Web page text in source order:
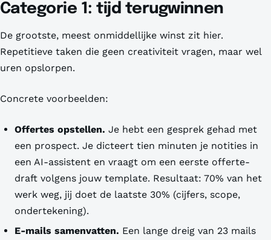
Categorie 1: tijd terugwinnen
De grootste, meest onmiddellijke winst zit hier.
Repetitieve taken die geen creativiteit vragen, maar wel
uren opslorpen.
Concrete voorbeelden:
Offertes opstellen. Je hebt een gesprek gehad met
een prospect. Je dicteert tien minuten je notities in
een AI-assistent en vraagt om een eerste offerte-
draft volgens jouw template. Resultaat: 70% van het
werk weg, jij doet de laatste 30% (cijfers, scope,
ondertekening).
E-mails samenvatten. Een lange dreig van 23 mails